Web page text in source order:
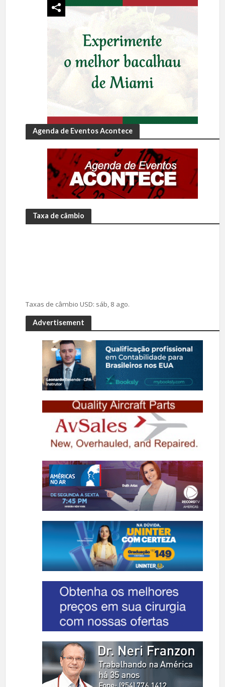
Agenda de Eventos Acontece
Taxa de câmbio
Taxas de câmbioUSD: sáb, 8 ago.
Advertisement